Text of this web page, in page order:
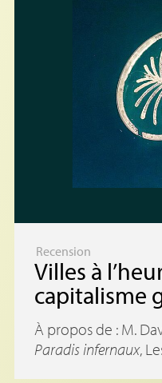
Recension
Villes à
capitalisme
À propos de : M.
Paradis infernaux,